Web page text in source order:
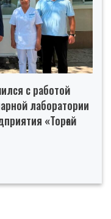
с работой
лаборатории
«Торғай